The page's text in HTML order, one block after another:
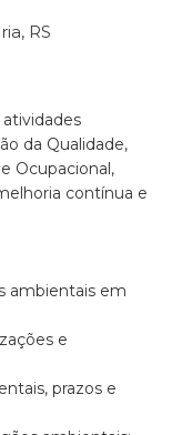
RS
da Qualidade,
Ocupacional,
contínua e
ambientais em
e
prazos e